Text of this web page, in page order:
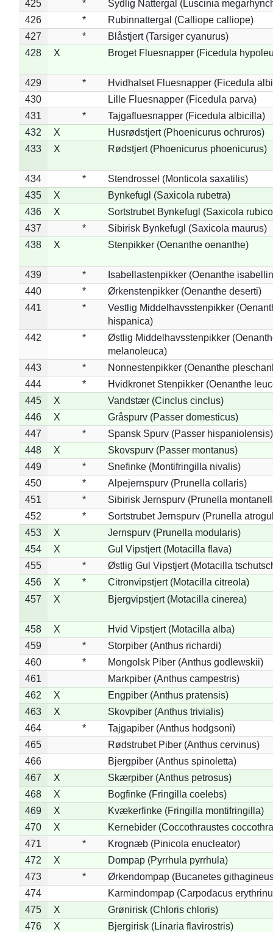
425
*
Sydlig Nattergal (Luscinia
426
*
Rubinnattergal (Calliope calliope)
427
*
Blåstjert (Tarsiger cyanurus)
428
X Broget Fluesnapper (Ficedula
429 *
Hvidhalset Fluesnapper (Ficedula
430
Lille Fluesnapper (Ficedula parva)
431
*
Tajgafluesnapper (Ficedula albicilla)
432
X
Husrødstjert (Phoenicurus ochruros)
433
X Rødstjert (Phoenicurus phoenicurus)
434 *
Stendrossel (Monticola saxatilis)
435
X
Bynkefugl (Saxicola rubetra)
436
X
Sortstrubet Bynkefugl (Saxicola
437
*
Sibirisk Bynkefugl (Saxicola maurus)
438
X Stenpikker (Oenanthe oenanthe)
439 *
Isabellastenpikker (Oenanthe
440
*
Ørkenstenpikker (Oenanthe deserti)
441
*
Vestlig Middelhavsstenpikker
hispanica)
442
*
Østlig Middelhavsstenpikker
melanoleuca)
443
*
Nonnestenpikker (Oenanthe
444
*
Hvidkronet Stenpikker (Oenanthe
445
X
Vandstær (Cinclus cinclus)
446
X
Gråspurv (Passer domesticus)
447
*
Spansk Spurv (Passer hispaniolensis)
448
X
Skovspurv (Passer montanus)
449
*
Snefinke (Montifringilla nivalis)
450
*
Alpejernspurv (Prunella collaris)
451
*
Sibirisk Jernspurv (Prunella
452
*
Sortstrubet Jernspurv (Prunella
453
X
Jernspurv (Prunella modularis)
454
X
Gul Vipstjert (Motacilla flava)
455
*
Østlig Gul Vipstjert (Motacilla
456
X *
Citronvipstjert (Motacilla citreola)
457
X Bjergvipstjert (Motacilla cinerea)
458 X
Hvid Vipstjert (Motacilla alba)
459
*
Storpiber (Anthus richardi)
460
*
Mongolsk Piber (Anthus godlewskii)
461
Markpiber (Anthus campestris)
462
X
Engpiber (Anthus pratensis)
463
X
Skovpiber (Anthus trivialis)
464
*
Tajgapiber (Anthus hodgsoni)
465
Rødstrubet Piber (Anthus cervinus)
466
Bjergpiber (Anthus spinoletta)
467
X
Skærpiber (Anthus petrosus)
468
X
Bogfinke (Fringilla coelebs)
469
X
Kvækerfinke (Fringilla montifringilla)
470
X
Kernebider (Coccothraustes
471
*
Krognæb (Pinicola enucleator)
472
X
Dompap (Pyrrhula pyrrhula)
473
*
Ørkendompap (Bucanetes
474
Karmindompap (Carpodacus
475
X
Grønirisk (Chloris chloris)
476
X Bjergirisk (Linaria flavirostris)